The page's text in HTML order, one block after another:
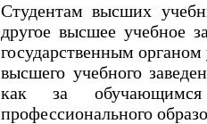
Студентам высших
другое высшее учебное
государственным
высшего учебного
как за
профессионального